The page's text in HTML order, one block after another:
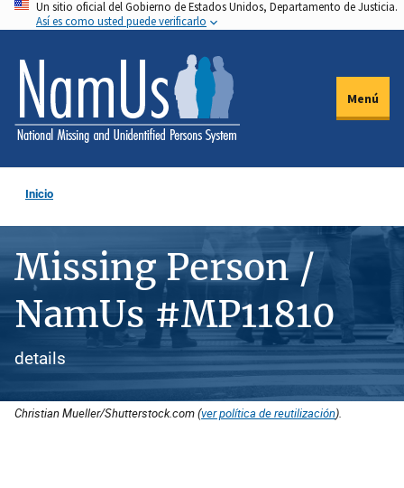
Pasar
al
contenido
principal
Un sitio oficial del Gobierno de Estados Unidos, Departamento de Justicia.
Así es como usted puede verificarlo
Menú
Inicio
Missing Person /
NamUs #MP11810
details
Christian Mueller/Shutterstock.com (ver política de reutilización).